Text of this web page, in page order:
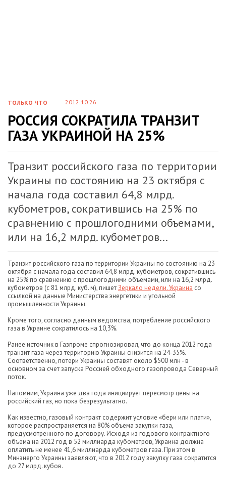
ТОЛЬКО ЧТО 2012.10.26
РОССИЯ СОКРАТИЛА ТРАНЗИТ
ГАЗА УКРАИНОЙ НА 25%
Транзит российского газа по территории
Украины по состоянию на 23 октября с
начала года составил 64,8 млрд.
кубометров, сократившись на 25% по
сравнению с прошлогодними объемами,
или на 16,2 млрд. кубометров...
Транзит российского газа по территории Украины по состоянию на 23
октября с начала года составил 64,8 млрд. кубометров, сократившись
на 25% по сравнению с прошлогодними объемами, или на 16,2 млрд.
кубометров (с 81 млрд. куб. м), пишетЗеркало недели. Украина со
ссылкой на данные Министерства энергетики и угольной
промышленности Украины.
Кроме того, согласно данным ведомства, потребление российского
газа в Украине сократилось на 10,3%.
Ранее источник в Газпроме спрогнозировал, что до конца 2012 года
транзит газа через территорию Украины снизится на 24-35%.
Соответственно, потери Украины составят около $500 млн - в
основном за счет запуска Россией обходного газопровода Северный
поток.
Напомним, Украина уже два года инициирует пересмотр цены на
российский газ, но пока безрезультатно.
Как известно, газовый контракт содержит условие «бери или плати»,
которое распространяется на 80% объема закупки газа,
предусмотренного по договору. Исходя из годового контрактного
объема на 2012 год в 52 миллиарда кубометров, Украина должна
оплатить не менее 41,6 миллиарда кубометров газа. При этом в
Минэнерго Украины заявляют, что в 2012 году закупку газа сократится
до 27 млрд. кубов.